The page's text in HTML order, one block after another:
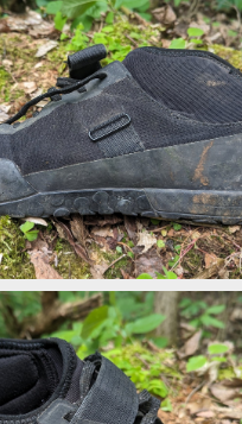
trochu excentricky bokem
trochu excentricky bokem
trochu excentricky bokem
trochu excentricky bokem
kotníku na vnitřní straně
kotníku na vnitřní straně